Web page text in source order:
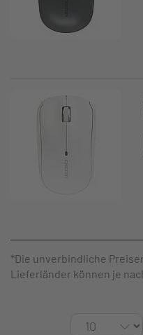
*Die unverbindliche
Lieferländer können je